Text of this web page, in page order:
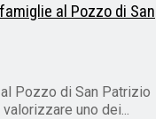
al Pozzo di San
Pozzo di San Patrizio
uno dei...